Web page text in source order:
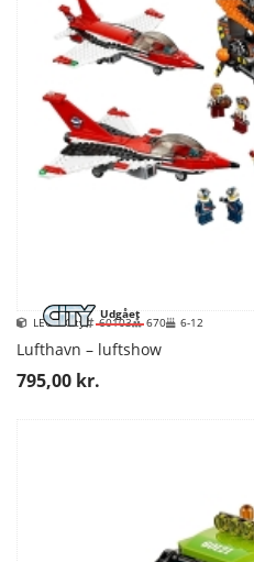
Udgået
LEGO City 60103 670 6-12
Lufthavn – luftshow
795,00 kr.